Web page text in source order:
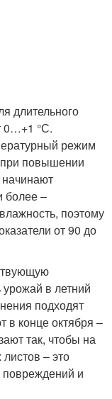
длительного
0…+1 °С.
режим
при повышении
более –
поэтому
от 90 до
в летний
подходят
в конце октября –
так, чтобы на
– это
повреждений и